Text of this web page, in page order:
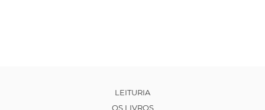
LEITURIA
OS LIVROS